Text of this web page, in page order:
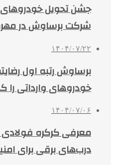
جشن تحویل
شرکت برساوش در
۱۴۰۴/۰۷/۲۲
برساوش رتبه اول
خودروهای وارداتی
۱۴۰۴/۰۷/۰۶
درب‌های برقی برای